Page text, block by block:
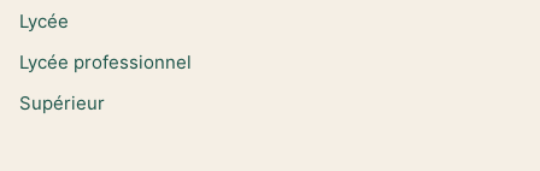
Lycée
Lycée professionnel
Supérieur